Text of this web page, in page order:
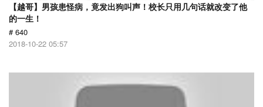
【越哥】男孩患怪病，竟发出狗叫声！校长只用几句话就改变了他
的一生！
# 640
2018-10-22 05:57